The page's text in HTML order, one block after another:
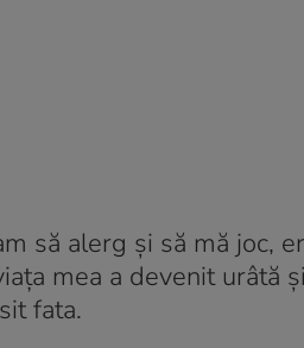
să alerg și să mă joc,
mea a devenit urâtă
fata.